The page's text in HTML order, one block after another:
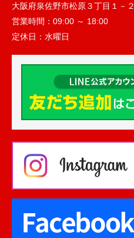
大阪府泉佐野市松原３丁目１－２
営業時間： 09:00 ～ 18:00
定休日： 水曜日